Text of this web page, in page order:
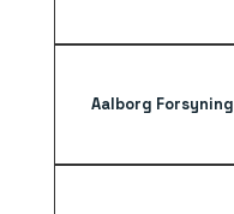
Aalborg Forsyning